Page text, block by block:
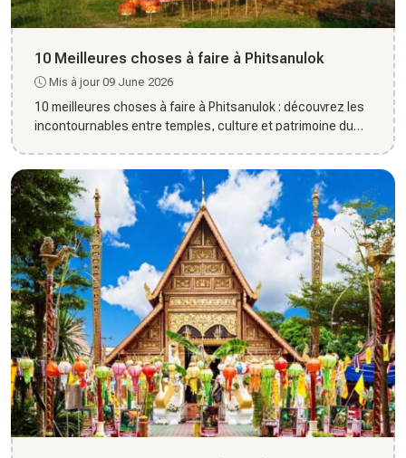
10 Meilleures choses à faire à Phitsanulok
Mis à jour 09 June 2026
10 meilleures choses à faire à Phitsanulok : découvrez les
incontournables entre temples, culture et patrimoine du